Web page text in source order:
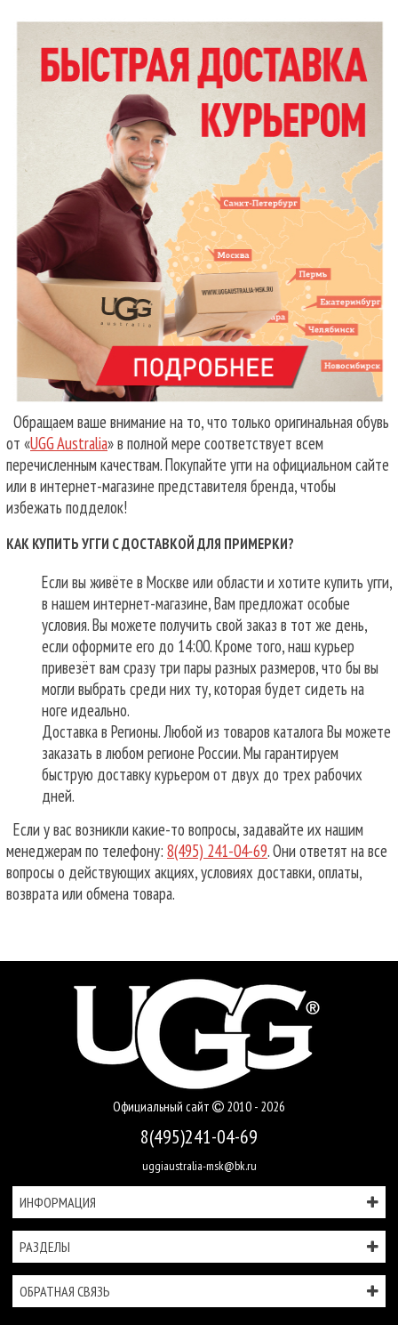
Обращаем ваше внимание на то, что только оригинальная обувь
от «UGG Australia» в полной мере соответствует всем
перечисленным качествам. Покупайте угги на официальном сайте
или в интернет-магазине представителя бренда, чтобы
избежать подделок!
КАК КУПИТЬ УГГИ С ДОСТАВКОЙ ДЛЯ ПРИМЕРКИ?
Если вы живёте в Москве или области и хотите купить угги,
в нашем интернет-магазине, Вам предложат особые
условия. Вы можете получить свой заказ в тот же день,
если оформите его до 14:00. Кроме того, наш курьер
привезёт вам сразу три пары разных размеров, что бы вы
могли выбрать среди них ту, которая будет сидеть на
ноге идеально.
Доставка в Регионы. Любой из товаров каталога Вы можете
заказать в любом регионе России. Мы гарантируем
быструю доставку курьером от двух до трех рабочих
дней.
Если у вас возникли какие-то вопросы, задавайте их нашим
менеджерам по телефону: 8(495) 241-04-69. Они ответят на все
вопросы о действующих акциях, условиях доставки, оплаты,
возврата или обмена товара.
Официальный сайт 2010 - 2026
8(495)241-04-69
uggiaustralia-msk@bk.ru
ИНФОРМАЦИЯ
РАЗДЕЛЫ
ОБРАТНАЯ СВЯЗЬ